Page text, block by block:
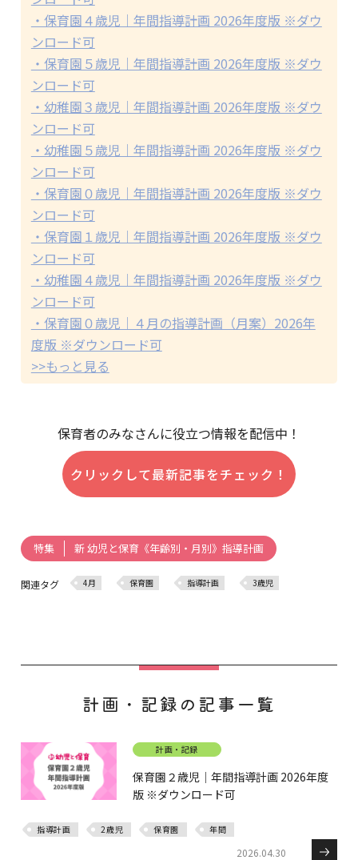
・保育園４歳児｜年間指導計画 2026年度版 ※ダウ
ンロード可
・保育園５歳児｜年間指導計画 2026年度版 ※ダウ
ンロード可
・幼稚園３歳児｜年間指導計画 2026年度版 ※ダウ
ンロード可
・幼稚園５歳児｜年間指導計画 2026年度版 ※ダウ
ンロード可
・保育園０歳児｜年間指導計画 2026年度版 ※ダウ
ンロード可
・保育園１歳児｜年間指導計画 2026年度版 ※ダウ
ンロード可
・幼稚園４歳児｜年間指導計画 2026年度版 ※ダウ
ンロード可
・保育園０歳児｜４月の指導計画（月案）2026年
度版 ※ダウンロード可
>>もっと見る
保育者のみなさんに役立つ情報を配信中！
クリックして最新記事をチェック！
特集 新 幼児と保育《年齢別・月別》指導計画
関連タグ 4月 保育園 指導計画 3歳児
計画・記録の記事一覧
計画・記録
保育園２歳児｜年間指導計画 2026年度
版 ※ダウンロード可
指導計画 2歳児 保育園 年間
2026.04.30